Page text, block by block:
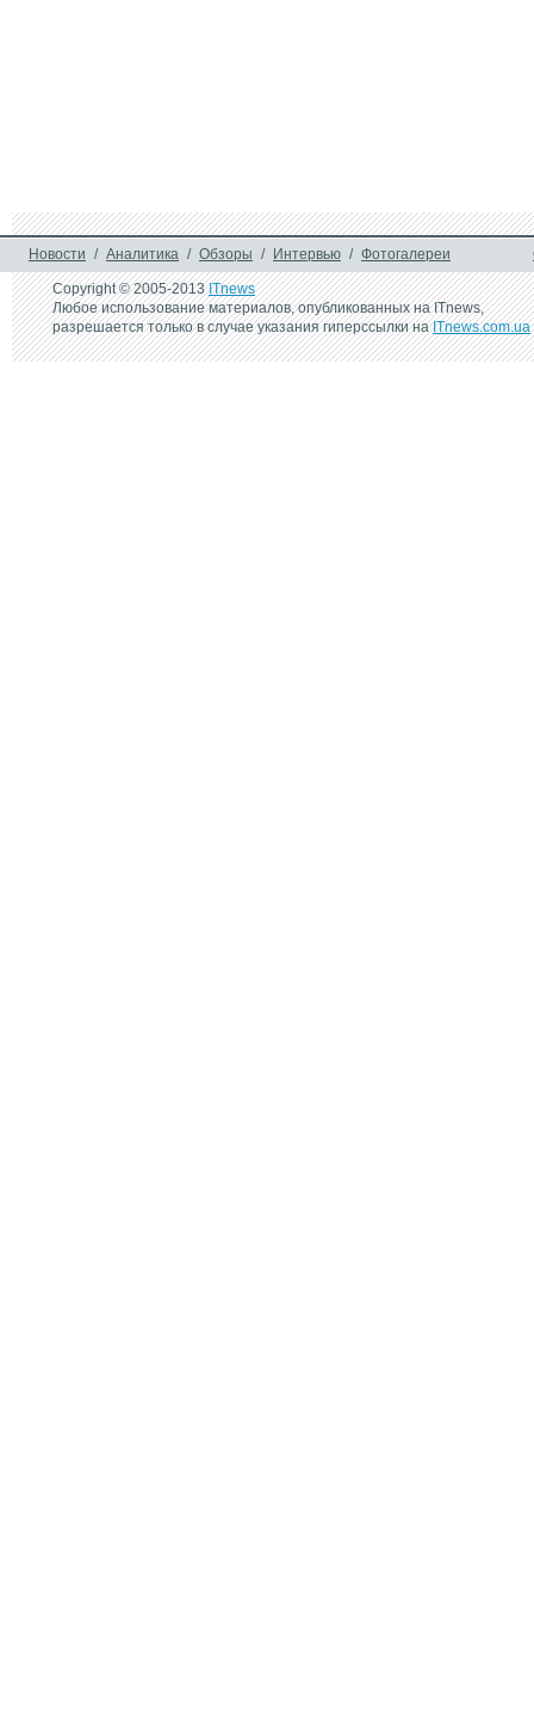
Новости / Аналитика / Обзоры / Интервью / Фотогалереи
Copyright © 2005-2013ITnews
Любое использование материалов, опубликованных на ITnews,
разрешается только в случае указания гиперссылки наITnews.com.ua